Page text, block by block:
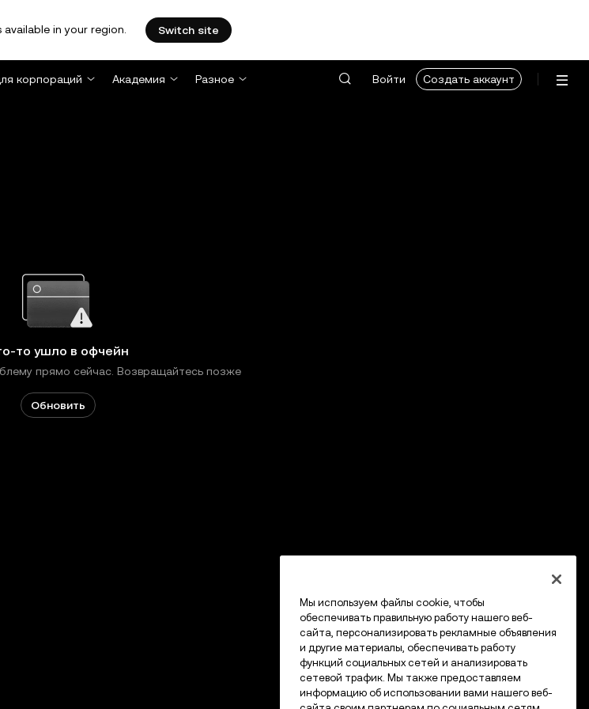
in your region. Switch site
корпораций Академия Разное Войти Создать аккаунт
то ушло в офчейн
прямо сейчас. Возвращайтесь позже
Обновить
Мы используем файлы cookie, чтобы
обеспечивать правильную работу нашего веб-
сайта, персонализировать рекламные объявления
и другие материалы, обеспечивать работу
функций социальных сетей и анализировать
сетевой трафик. Мы также предоставляем
информацию об использовании вами нашего веб-